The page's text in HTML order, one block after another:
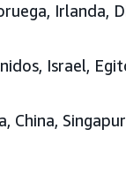
Irlanda,
Israel,
China,